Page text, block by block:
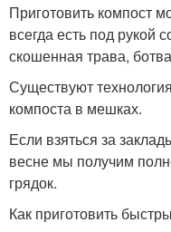
Приготовить компост
всегда есть под рукой
скошенная трава,
Существуют
компоста в мешках.
Если взяться за
весне мы получим
грядок.
Как приготовить